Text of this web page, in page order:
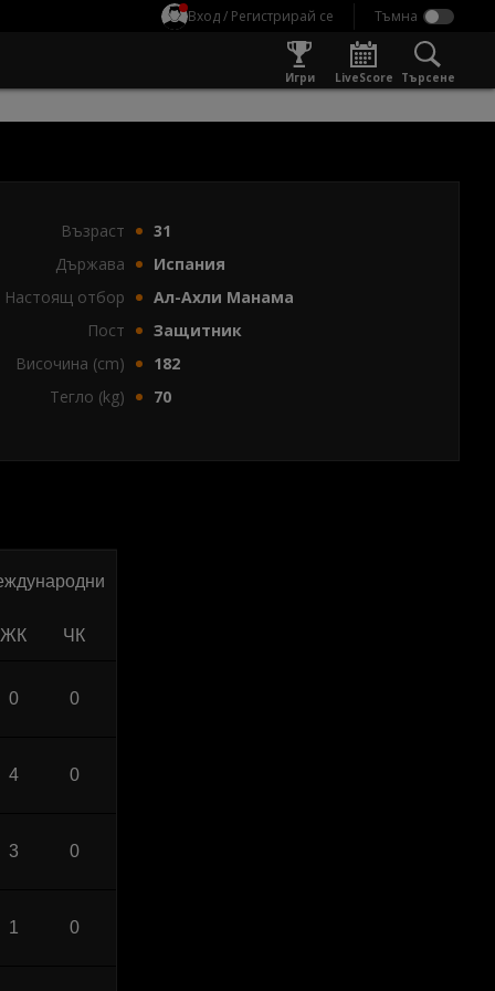
Вход / Регистрирай се
Игри LiveScore Търсене
Възраст
31
Държава
Испания
Настоящ отбор
Ал-Ахли Манама
Пост
Защитник
Височина (cm)
182
Тегло (kg)
70
ЖК ЧК
0 0
4 0
3 0
1 0